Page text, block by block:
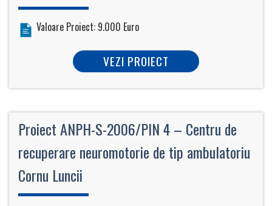
Valoare Proiect: 9.000 Euro
VEZI PROIECT
Proiect ANPH-S-2006/PIN 4 – Centru de
recuperare neuromotorie de tip ambulatoriu
Cornu Luncii